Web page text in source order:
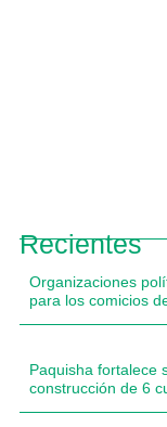
Recientes
Organizaciones
para los comicios
Paquisha fortalece
construcción de 6